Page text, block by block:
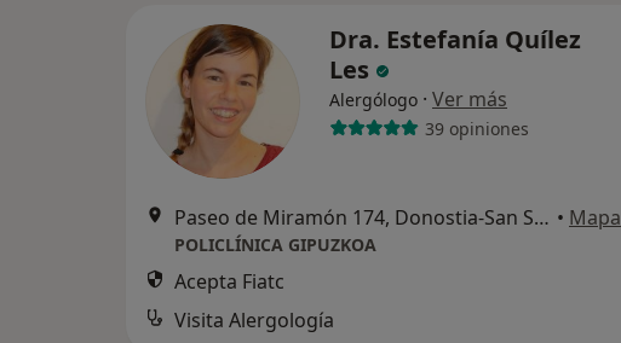
Dra. Estefanía Quílez
Les
Alergólogo · Ver más
39 opiniones
Paseo de Miramón 174, Donostia-San Sebastián • Mapa
POLICLÍNICA GIPUZKOA
Acepta Fiatc
Visita Alergología